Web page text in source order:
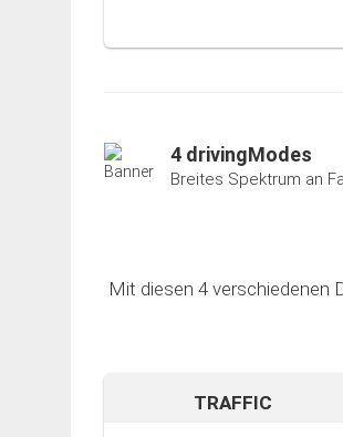
4 drivingModes
Breites Spektrum an
Mit diesen 4 verschiedenen
TRAFFIC